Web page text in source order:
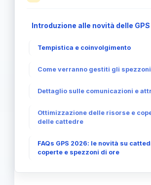
Introduzione alle novità delle
Tempistica e coinvolgimento
Come verranno gestiti gli
Dettaglio sulle comunicazioni e
Ottimizzazione delle risorse e
delle cattedre
FAQs GPS 2026: le novità su
coperte e spezzoni di ore